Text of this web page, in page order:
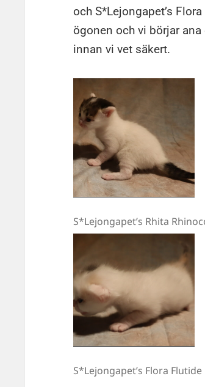
och S*Lejongapet’s
ögonen och vi börjar
innan vi vet säkert.
S*Lejongapet’s Rhita
S*Lejongapet’s Flora Flutide